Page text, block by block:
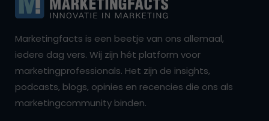
Marketingfacts is een beetje van ons allemaal,
iedere dag vers. Wij zijn hét platform voor
marketingprofessionals. Het zijn de insights,
podcasts, blogs, opinies en recencies die ons als
marketingcommunity binden.